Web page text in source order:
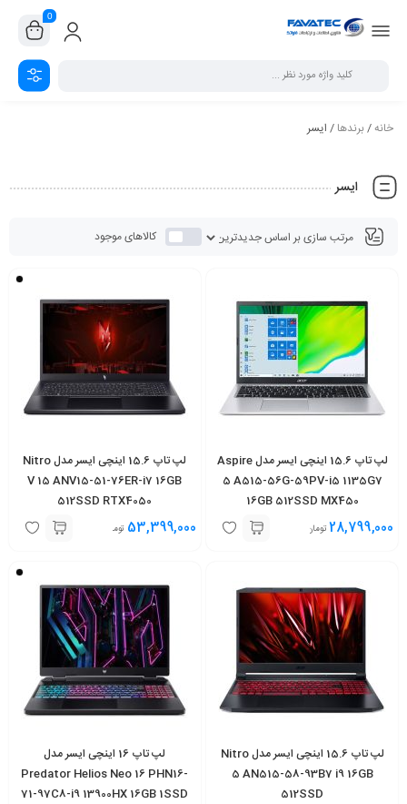
0
خانه/ برندها / ایسر
ایسر
کالاهای موجود
لپ تاپ 15.6 اینچی ایسر مدل Aspire
5 A515-56G-59PV-i5 1135G7
16GB 512SSD MX450
28,799,000 تومان
لپ تاپ 15.6 اینچی ایسر مدل Nitro
V 15 ANV15-51-76ER-i7 16GB
512SSD RTX4050
53,399,000 تومان
لپ تاپ 15.6 اینچی ایسر مدل Nitro
5 AN515-58-93B7 i9 16GB
512SSD
لپ تاپ 16 اینچی ایسر مدل
Predator Helios Neo 16 PHN16-
71-97C8-i9 13900HX 16GB 1SSD